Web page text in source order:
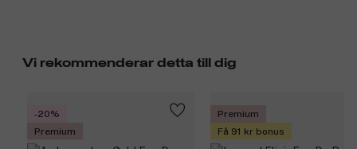
Vi rekommenderar detta till dig
-20%
Premium
Premium
Få 91 kr bonus